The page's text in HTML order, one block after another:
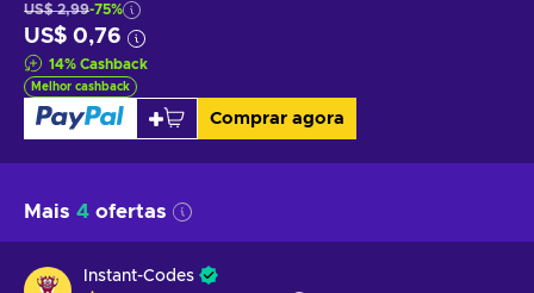
US$ 2,99-75%
US$ 0,76
14% Cashback
Melhor cashback
Comprar agora
Mais 4 ofertas
Instant-Codes